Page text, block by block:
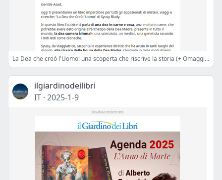
La Dea che creò l'Uomo: una scoperta che riscrive la storia (+ Omaggio per te)
ilgiardinodeilibri
IT · 2025-1-9